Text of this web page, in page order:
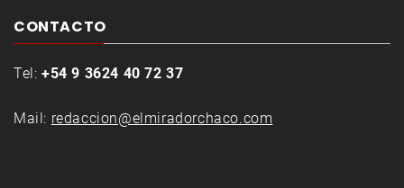
CONTACTO
Tel: +54 9 3624 40 72 37
Mail: redaccion@elmiradorchaco.com